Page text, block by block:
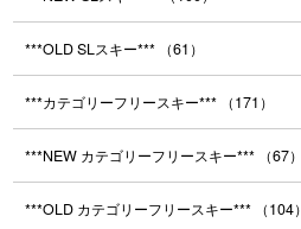
***OLD SLスキー*** （61）
***カテゴリーフリースキー*** （171）
***NEW カテゴリーフリースキー*** （67）
***OLD カテゴリーフリースキー*** （104）